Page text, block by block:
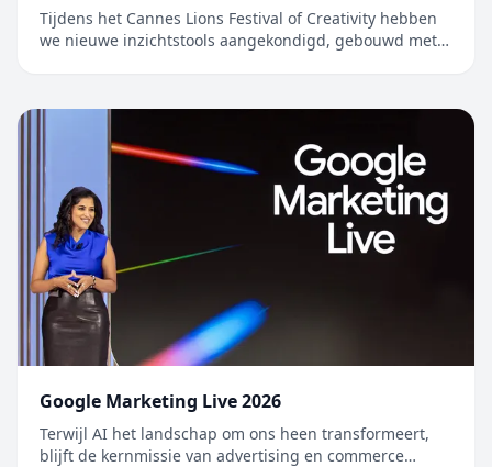
Tijdens het Cannes Lions Festival of Creativity hebben
we nieuwe inzichtstools aangekondigd, gebouwd met
Google Marketing Live 2026
Terwijl AI het landschap om ons heen transformeert,
blijft de kernmissie van advertising en commerce